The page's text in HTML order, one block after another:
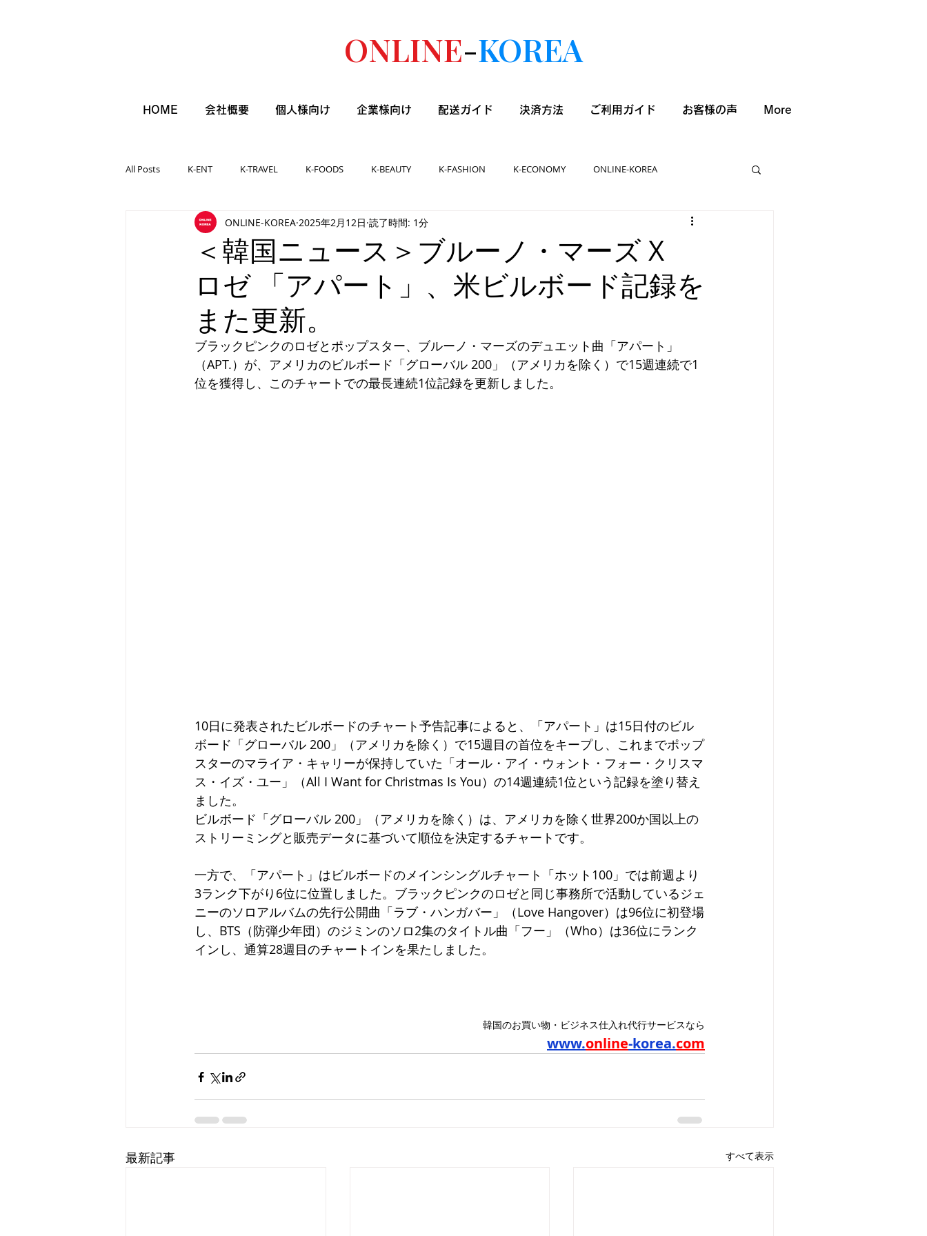
ONLINE-KOREA
HOME 会社概要 個人様向け 企業様向け 配送ガイド 決済方法 ご利用ガイド お客様の声 More
All Posts K-ENT K-TRAVEL K-FOODS K-BEAUTY K-FASHION K-ECONOMY ONLINE-KOREA
＜韓国ニュース＞ブルーノ・マーズ X
ロゼ 「アパート」、米ビルボード記録を
また更新。
ONLINE-KOREA 2025年2月12日 読了時間: 1分
ブラックピンクのロゼとポップスター、ブルーノ・マーズのデュエット曲「アパート」
（APT.）が、アメリカのビルボード「グローバル 200」（アメリカを除く）で15週連続で1
位を獲得し、このチャートでの最長連続1位記録を更新しました。
10日に発表されたビルボードのチャート予告記事によると、「アパート」は15日付のビル
ボード「グローバル 200」（アメリカを除く）で15週目の首位をキープし、これまでポップ
スターのマライア・キャリーが保持していた「オール・アイ・ウォント・フォー・クリスマ
ス・イズ・ユー」（All I Want for Christmas Is You）の14週連続1位という記録を塗り替え
ました。
ビルボード「グローバル 200」（アメリカを除く）は、アメリカを除く世界200か国以上の
ストリーミングと販売データに基づいて順位を決定するチャートです。
一方で、「アパート」はビルボードのメインシングルチャート「ホット100」では前週より
3ランク下がり6位に位置しました。ブラックピンクのロゼと同じ事務所で活動しているジェ
ニーのソロアルバムの先行公開曲「ラブ・ハンガバー」（Love Hangover）は96位に初登場
し、BTS（防弾少年団）のジミンのソロ2集のタイトル曲「フー」（Who）は36位にランク
インし、通算28週目のチャートインを果たしました。
韓国のお買い物・ビジネス仕入れ代行サービスなら
www.online-korea.com
最新記事 すべて表示